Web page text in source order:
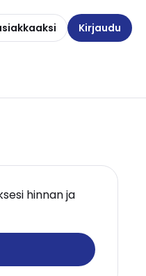
Kirjaudu
hinnan ja